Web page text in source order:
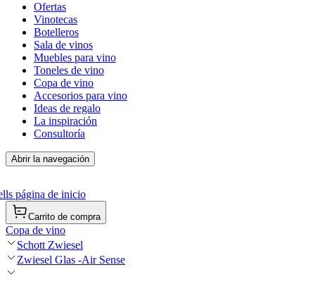
Ofertas
Vinotecas
Botelleros
Sala de vinos
Muebles para vino
Toneles de vino
Copa de vino
Accesorios para vino
Ideas de regalo
La inspiración
Consultoría
Abrir la navegación
página de inicio
Carrito de compra
Copa de vino
Schott Zwiesel
Zwiesel Glas -Air Sense